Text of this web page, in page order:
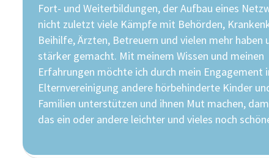
Fort- und Weiterbildungen, der Aufbau eines
nicht zuletzt viele Kämpfe mit Behörden,
Beihilfe, Ärzten, Betreuern und vielen mehr haben
stärker gemacht. Mit meinem Wissen und meinen
Erfahrungen möchte ich durch mein Engagement
Elternvereinigung andere hörbehinderte Kinder
Familien unterstützen und ihnen Mut machen,
das ein oder andere leichter und vieles noch